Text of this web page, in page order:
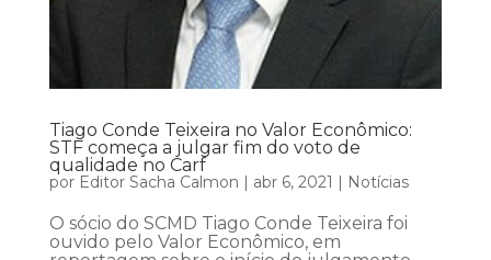
Tiago Conde Teixeira no Valor Econômico:
STF começa a julgar fim do voto de
qualidade no Carf
por Editor Sacha Calmon | abr 6, 2021 | Notícias
O sócio do SCMD Tiago Conde Teixeira foi
ouvido pelo Valor Econômico, em